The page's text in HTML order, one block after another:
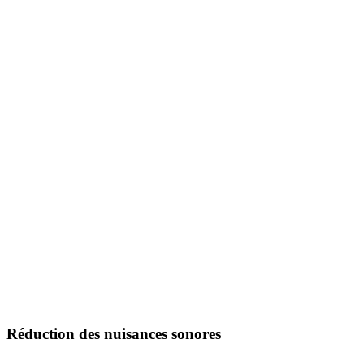
Réduction des nuisances sonores